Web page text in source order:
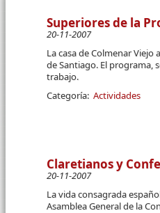
Superiores de la
20-11-2007
La casa de Colmenar
de Santiago. El programa,
trabajo.
Categoría: Actividades
Claretianos y
20-11-2007
La vida consagrada
Asamblea General de la